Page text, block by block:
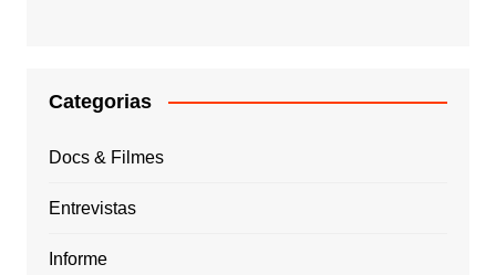
Categorias
Docs & Filmes
Entrevistas
Informe